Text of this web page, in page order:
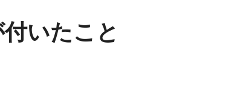
いたこと